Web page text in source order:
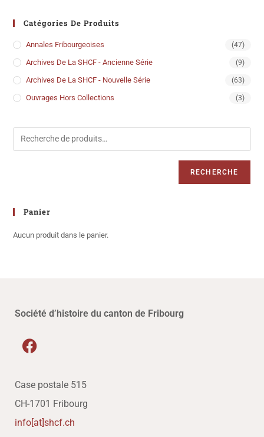
Catégories De Produits
Annales Fribourgeoises (47)
Archives De La SHCF - Ancienne Série (9)
Archives De La SHCF - Nouvelle Série (63)
Ouvrages Hors Collections (3)
RECHERCHE
Panier
Aucun produit dans le panier.
Société d’histoire du canton de Fribourg
Case postale 515
CH-1701 Fribourg
info[at]shcf.ch